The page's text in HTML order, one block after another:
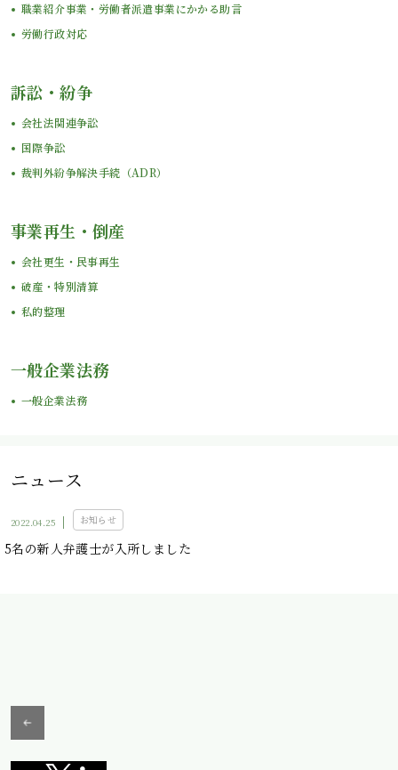
職業紹介事業・労働者派遣事業にかかる助言
労働行政対応
訴訟・紛争
会社法関連争訟
国際争訟
裁判外紛争解決手続（ADR）
事業再生・倒産
会社更生・民事再生
破産・特別清算
私的整理
一般企業法務
一般企業法務
ニュース
2022.04.25
5名の新人弁護士が入所しました
お知らせ